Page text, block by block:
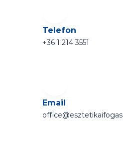
Telefon
+36 1 214 3551
Email